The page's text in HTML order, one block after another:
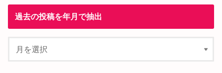
過去の投稿を年月で抽出